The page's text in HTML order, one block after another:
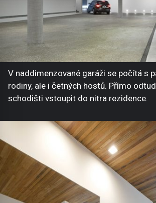
V naddimenzované garáži se počítá s
rodiny, ale i četných hostů. Přímo
schodišti vstoupit do nitra rezidence.